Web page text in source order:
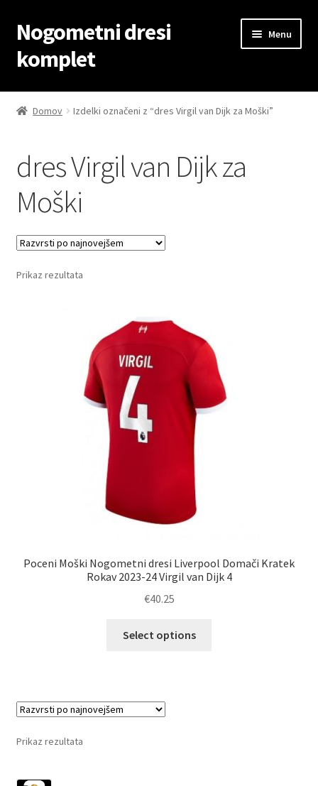
Skip
to
navigation
Skip
to
content
Nogometni dresi
komplet
Menu
Domov
Kontaktiraj nas
Košarica
Moj račun
Trgovina
Domov Izdelki označeni z “dres Virgil van Dijk za Moški”
dres Virgil van Dijk za
Moški
Prikaz rezultata
Poceni Moški Nogometni dresi Liverpool Domači Kratek
Rokav 2023-24 Virgil van Dijk 4
€40.25
Select options
Prikaz rezultata